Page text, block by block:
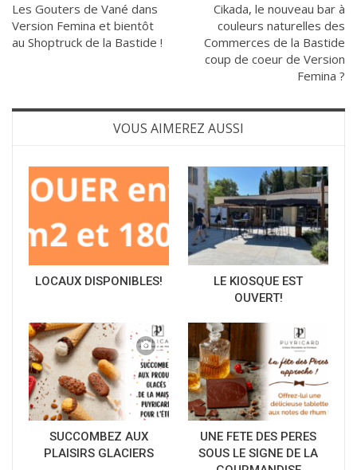
Les Gouters de Vané dans
Version Femina et bientôt
au Shoptruck de la Bastide !
Cikada, le nouveau bar à
couleurs naturelles des
Commerces de la Bastide
coup de coeur de Version
Femina ?
VOUS AIMEREZ AUSSI
LOCAUX DISPONIBLES!
LE KIOSQUE EST
OUVERT!
SUCCOMBEZ AUX
PLAISIRS GLACIERS
UNE FETE DES PERES
SOUS LE SIGNE DE LA